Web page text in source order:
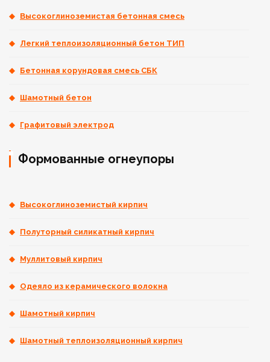
Высокоглиноземистая бетонная смесь
Легкий теплоизоляционный бетон ТИП
Бетонная корундовая смесь СБК
Шамотный бетон
Графитовый электрод
Формованные огнеупоры
Высокоглиноземистый кирпич
Полуторный силикатный кирпич
Муллитовый кирпич
Одеяло из керамического волокна
Шамотный кирпич
Шамотный теплоизоляционный кирпич